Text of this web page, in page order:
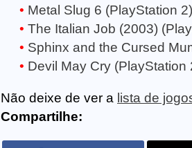
Metal Slug 6 (PlayStation 2)
The Italian Job (2003)
Sphinx and the Cursed
Devil May Cry (PlayStation
Não deixe de ver a lista de
Compartilhe: